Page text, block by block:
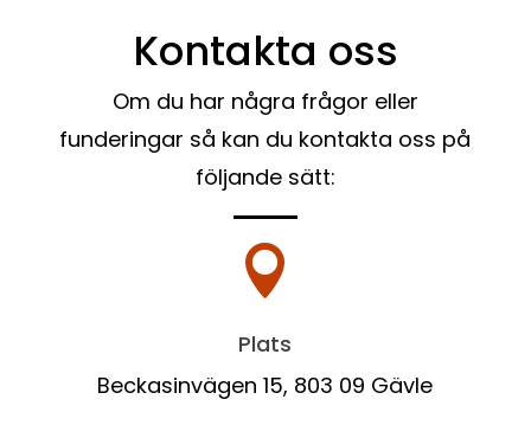
Kontakta oss
Om du har några frågor eller
funderingar så kan du kontakta oss på
följande sätt:

Plats
Beckasinvägen 15, 803 09 Gävle